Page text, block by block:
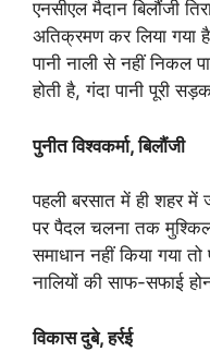
एनसीएल मैदान बिलौंजी
अतिक्रमण कर लिया
पानी नाली से नहीं निकल
होती है, गंदा पानी पूरी
पुनीत विश्वकर्मा, बिलौंजी
पहली बरसात में ही शहर
पर पैदल चलना तक
समाधान नहीं किया गया
नालियों की साफ-सफाई
विकास दुबे, हर्रई